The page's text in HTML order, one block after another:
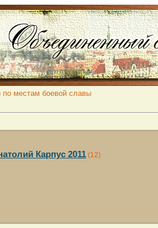
по местам боевой славы
Карпус 2011 (12)